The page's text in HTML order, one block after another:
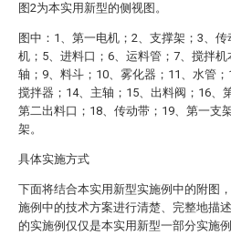
图2为本实用新型的侧视图。
图中：1、第一电机；2、支撑架；3、
机；5、进料口；6、运料管；7、搅拌
轴；9、料斗；10、雾化器；11、水管；
搅拌器；14、主轴；15、出料阀；16、
第二出料口；18、传动带；19、第一支
架。
具体实施方式
下面将结合本实用新型实施例中的附图
施例中的技术方案进行清楚、完整地描
的实施例仅仅是本实用新型一部分实施